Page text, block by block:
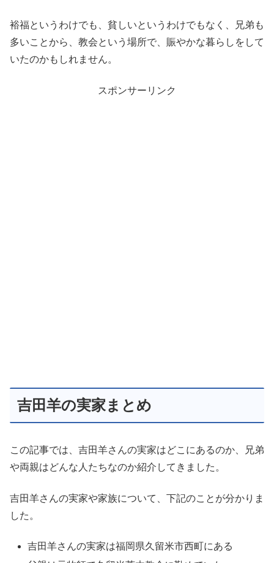
裕福というわけでも、貧しいというわけでもなく、兄弟も
多いことから、教会という場所で、賑やかな暮らしをして
いたのかもしれません。
スポンサーリンク
吉田羊の実家まとめ
この記事では、吉田羊さんの実家はどこにあるのか、兄弟
や両親はどんな人たちなのか紹介してきました。
吉田羊さんの実家や家族について、下記のことが分かりま
した。
吉田羊さんの実家は福岡県久留米市西町にある